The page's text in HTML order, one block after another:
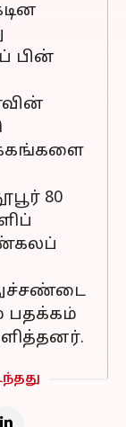
பின்
80
பதக்கம்